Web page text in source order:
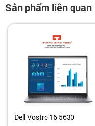
Sản phẩm liên quan
Dell Vostro 16 5630